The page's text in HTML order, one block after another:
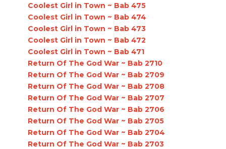
Coolest Girl in Town ~ Bab 475
Coolest Girl in Town ~ Bab 474
Coolest Girl in Town ~ Bab 473
Coolest Girl in Town ~ Bab 472
Coolest Girl in Town ~ Bab 471
Return Of The God War ~ Bab 2710
Return Of The God War ~ Bab 2709
Return Of The God War ~ Bab 2708
Return Of The God War ~ Bab 2707
Return Of The God War ~ Bab 2706
Return Of The God War ~ Bab 2705
Return Of The God War ~ Bab 2704
Return Of The God War ~ Bab 2703